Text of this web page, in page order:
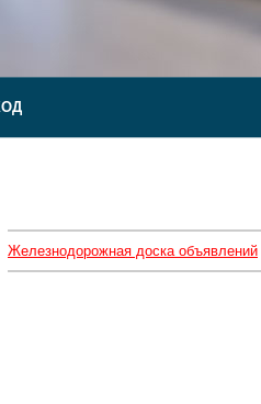
Железнодорожная доска объявлений